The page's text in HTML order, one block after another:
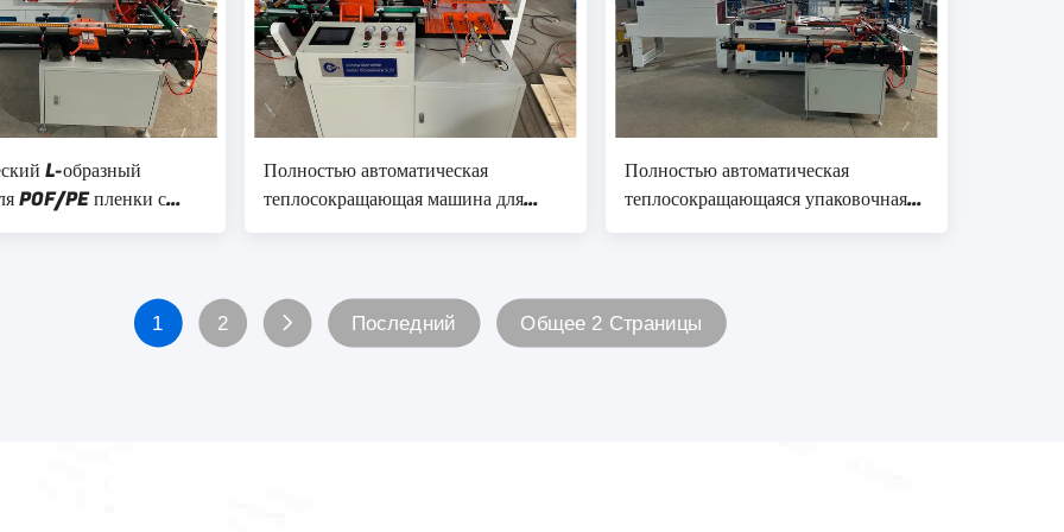
L-образный
POF/PE пленки с
упаковочной
Полностью автоматическая
теплосокращающая машина для
бумажных рулонов диаметром 30-
Полностью автоматическая
теплосокращающаяся упаковочная
машина для термороллов диаметром
1 2 Последний Общее 2 Страницы